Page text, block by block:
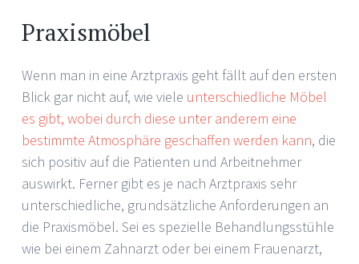
Praxismöbel
Wenn man in eine Arztpraxis geht fällt auf den ersten
Blick gar nicht auf, wie viele unterschiedliche Möbel
es gibt, wobei durch diese unter anderem eine
bestimmte Atmosphäre geschaffen werden kann, die
sich positiv auf die Patienten und Arbeitnehmer
auswirkt. Ferner gibt es je nach Arztpraxis sehr
unterschiedliche, grundsätzliche Anforderungen an
die Praxismöbel. Sei es spezielle Behandlungsstühle
wie bei einem Zahnarzt oder bei einem Frauenarzt,